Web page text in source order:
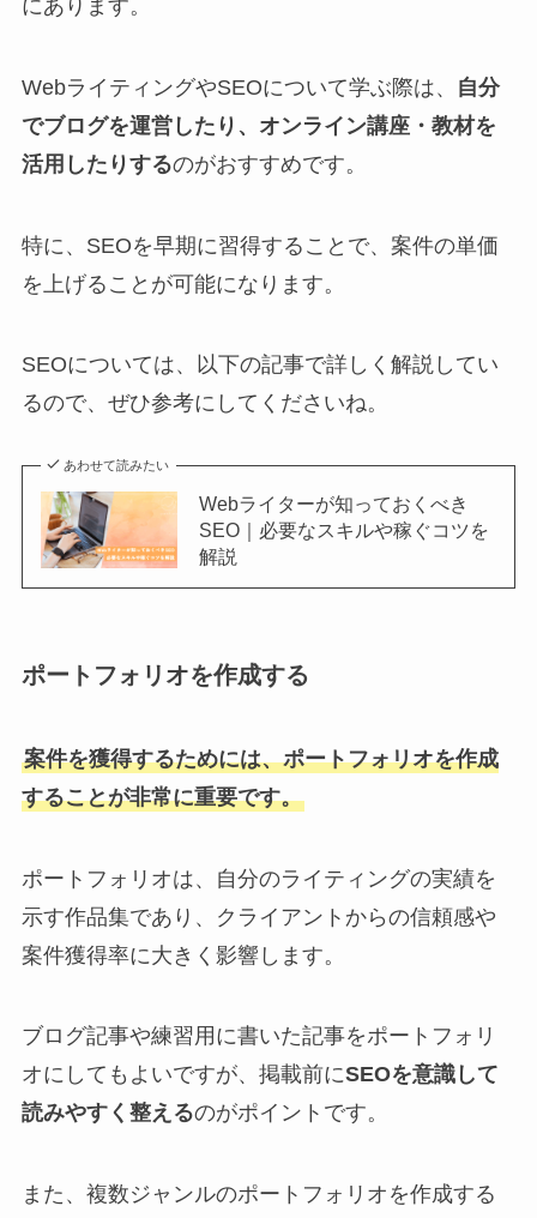
にあります。
WebライティングやSEOについて学ぶ際は、
自分
でブログを運営したり、オンライン講座・教材を
活用したりするのがおすすめです。
特に、SEOを早期に習得することで、案件の単価
を上げることが可能になります。
SEOについては、以下の記事で詳しく解説してい
るので、ぜひ参考にしてくださいね。
あわせて読みたい
Webライターが知っておくべき
SEO｜必要なスキルや稼ぐコツを
解説
ポートフォリオを作成する
案件を獲得するためには、ポートフォリオを作成
することが非常に重要です。
ポートフォリオは、自分のライティングの実績を
示す作品集であり、クライアントからの信頼感や
案件獲得率に大きく影響します。
ブログ記事や練習用に書いた記事をポートフォリ
オにしてもよいですが、掲載前にSEOを意識して
読みやすく整えるのがポイントです。
また、複数ジャンルのポートフォリオを作成する